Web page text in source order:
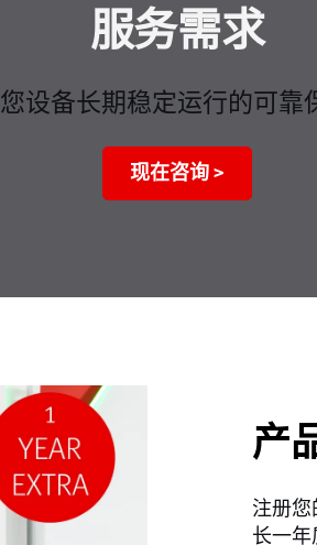
服务需求
您设备长期稳定运行的可靠
现在咨询 >
产
注册您
长一年